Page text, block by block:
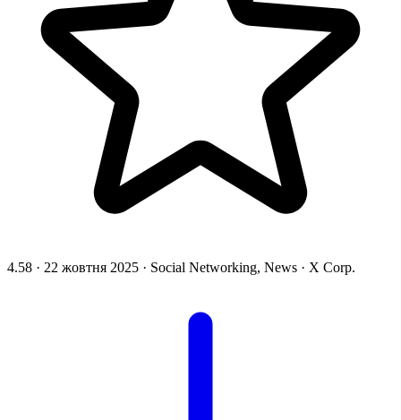
4.58 · 22 жовтня 2025 · Social Networking, News · X Corp.